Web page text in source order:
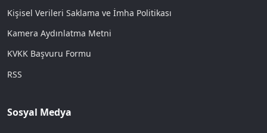
Kişisel Verileri Saklama ve İmha Politikası
Kamera Aydınlatma Metni
KVKK Başvuru Formu
RSS
Sosyal Medya